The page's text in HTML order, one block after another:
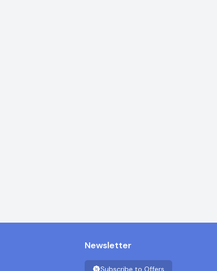
Newsletter
Subscribe to Offers